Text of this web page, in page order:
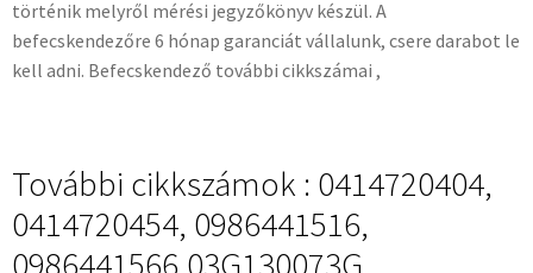
történik melyről mérési jegyzőkönyv készül. A
befecskendezőre 6 hónap garanciát vállalunk, csere darabot le
kell adni. Befecskendező további cikkszámai ,
További cikkszámok : 0414720404,
0414720454, 0986441516,